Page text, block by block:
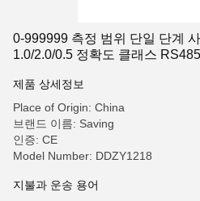
0-999999 측정 범위 단일 단계
1.0/2.0/0.5 정확도 클래스
제품 상세정보
Place of Origin: China
브랜드 이름: Saving
인증: CE
Model Number: DDZY1218
지불과 운송 용어